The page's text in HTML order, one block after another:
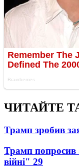
ЧИТАЙТЕ
Трамп зробив
Трамп попросив
війні" 29